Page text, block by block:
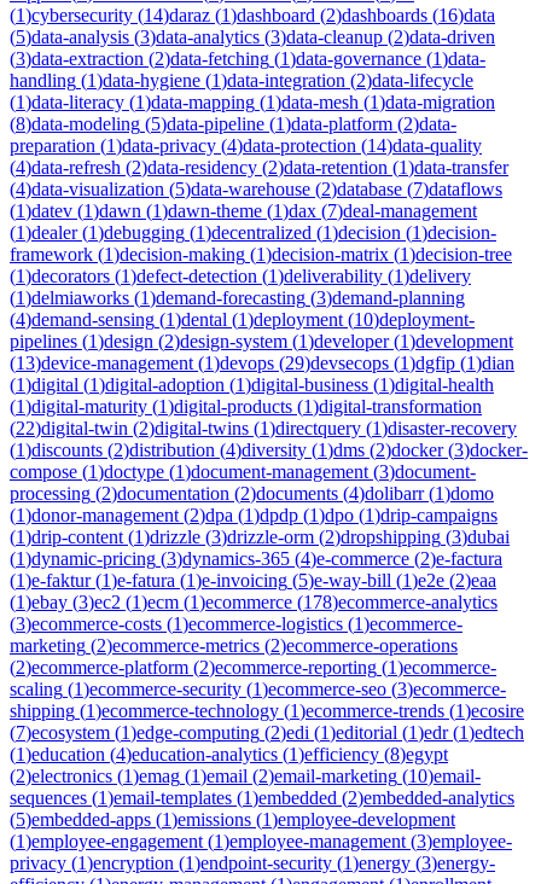
(1)cybersecurity (14)daraz (1)dashboard (2)dashboards (16)data
(5)data-analysis (3)data-analytics (3)data-cleanup (2)data-driven
(3)data-extraction (2)data-fetching (1)data-governance (1)data-
handling (1)data-hygiene (1)data-integration (2)data-lifecycle
(1)data-literacy (1)data-mapping (1)data-mesh (1)data-migration
(8)data-modeling (5)data-pipeline (1)data-platform (2)data-
preparation (1)data-privacy (4)data-protection (14)data-quality
(4)data-refresh (2)data-residency (2)data-retention (1)data-transfer
(4)data-visualization (5)data-warehouse (2)database (7)dataflows
(1)datev (1)dawn (1)dawn-theme (1)dax (7)deal-management
(1)dealer(1)debugging (1)decentralized (1)decision (1)decision-
framework (1)decision-making (1)decision-matrix (1)decision-tree
(1)decorators (1)defect-detection (1)deliverability (1)delivery
(1)delmiaworks (1)demand-forecasting (3)demand-planning
(4)demand-sensing (1)dental (1)deployment (10)deployment-
pipelines (1)design (2)design-system (1)developer(1)development
(13)device-management (1)devops (29)devsecops (1)dgfip (1)dian
(1)digital (1)digital-adoption (1)digital-business (1)digital-health
(1)digital-maturity (1)digital-products (1)digital-transformation
(22)digital-twin (2)digital-twins (1)directquery (1)disaster-recovery
(1)discounts (2)distribution (4)diversity (1)dms (2)docker(3)docker-
compose (1)doctype (1)document-management (3)document-
processing (2)documentation (2)documents (4)dolibarr(1)domo
(1)donor-management (2)dpa (1)dpdp (1)dpo (1)drip-campaigns
(1)drip-content (1)drizzle (3)drizzle-orm (2)dropshipping (3)dubai
(1)dynamic-pricing (3)dynamics-365 (4)e-commerce (2)e-factura
(1)e-faktur(1)e-fatura (1)e-invoicing (5)e-way-bill (1)e2e (2)eaa
(1)ebay (3)ec2 (1)ecm (1)ecommerce (178)ecommerce-analytics
(3)ecommerce-costs (1)ecommerce-logistics (1)ecommerce-
marketing (2)ecommerce-metrics (2)ecommerce-operations
(2)ecommerce-platform (2)ecommerce-reporting (1)ecommerce-
scaling (1)ecommerce-security (1)ecommerce-seo (3)ecommerce-
shipping (1)ecommerce-technology (1)ecommerce-trends (1)ecosire
(7)ecosystem (1)edge-computing (2)edi (1)editorial (1)edr(1)edtech
(1)education (4)education-analytics (1)efficiency (8)egypt
(2)electronics (1)emag (1)email (2)email-marketing (10)email-
sequences (1)email-templates (1)embedded (2)embedded-analytics
(5)embedded-apps (1)emissions (1)employee-development
(1)employee-engagement (1)employee-management (3)employee-
privacy (1)encryption (1)endpoint-security (1)energy (3)energy-